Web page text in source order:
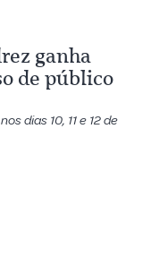
ganha
de público
dias 10, 11 e 12 de